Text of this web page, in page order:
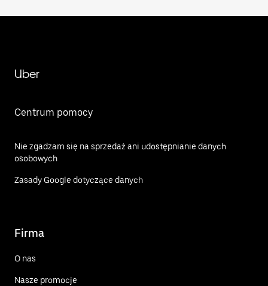
Uber
Centrum pomocy
Nie zgadzam się na sprzedaż ani udostępnianie danych
osobowych
Zasady Google dotyczące danych
Firma
O nas
Nasze promocje